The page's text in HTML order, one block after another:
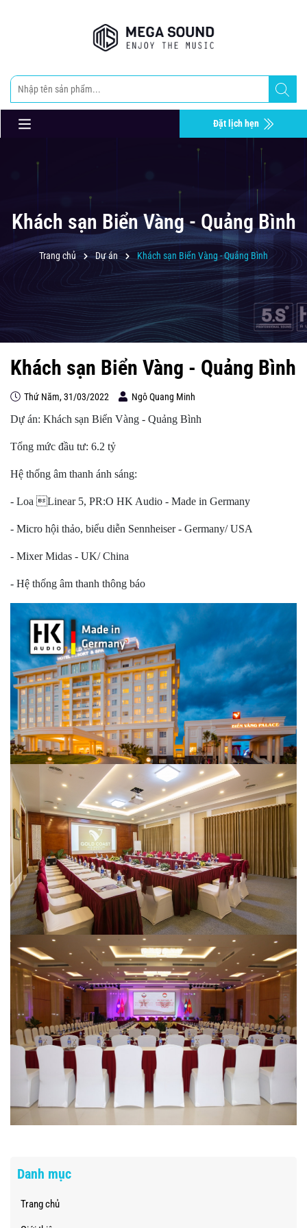
Đặt lịch hẹn
Khách sạn Biển Vàng - Quảng Bình
Trang chủ Dự án Khách sạn Biển Vàng - Quảng Bình
Khách sạn Biển Vàng - Quảng Bình
Thứ Năm, 31/03/2022 Ngô Quang Minh
Dự án: Khách sạn Biển Vàng - Quảng Bình
Tổng mức đầu tư: 6.2 tỷ
Hệ thống âm thanh ánh sáng:
- Loa Linear 5, PR:O HK Audio - Made in Germany
- Micro hội thảo, biểu diễn Sennheiser - Germany/ USA
- Mixer Midas - UK/ China
- Hệ thống âm thanh thông báo
Danh mục
Trang chủ